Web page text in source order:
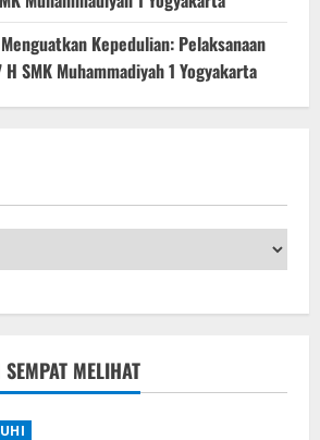
Kepedulian: Pelaksanaan
SMK Muhammadiyah 1 Yogyakarta
MELIHAT